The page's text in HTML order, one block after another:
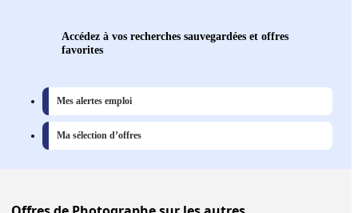
Accédez à vos recherches sauvegardées et offres
favorites
Mes alertes emploi
Ma sélection d’offres